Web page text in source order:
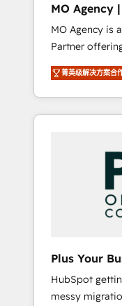
custom
stack. -
full-funnel
lifecycle
sequences. -
Marketing,
Hubs. -
HubSpot your
Built to
MO Agency
MO Agency is
Partner
marketing
consulting,
marketing,
optimisation),
technology,
services and
500+
Google AI Overviews.
- Customer
Integrations
菁英级解决方案合
Plus Your
Europe
HubSpot
messy